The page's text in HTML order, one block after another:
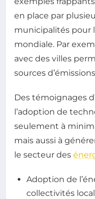
en place par
municipalités pour
mondiale. Par
avec des villes
sources
Des témoignages
l’adoption de
seulement à
mais aussi à
le secteur des
Adoption de
collectivités